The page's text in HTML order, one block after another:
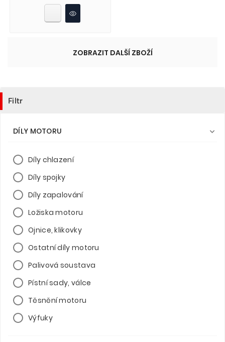
ZOBRAZIT DALŠÍ ZBOŽÍ
Filtr
DÍLY MOTORU 
Díly chlazení
Díly spojky
Díly zapalování
Ložiska motoru
Ojnice, klikovky
Ostatní díly motoru
Palivová soustava
Pístní sady, válce
Těsnění motoru
Výfuky